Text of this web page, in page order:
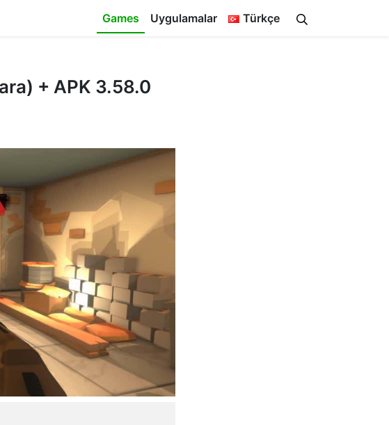
Games Uygulamalar Türkçe
+ APK 3.58.0